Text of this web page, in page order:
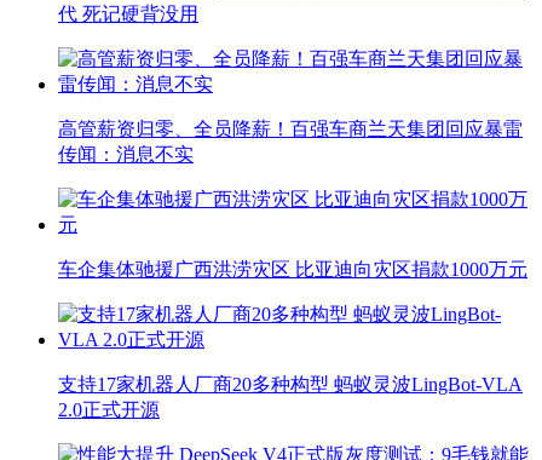
代 死记硬背没用
高管薪资归零、全员降薪！百强车商兰天集团回应暴雷
传闻：消息不实
车企集体驰援广西洪涝灾区 比亚迪向灾区捐款1000万元
支持17家机器人厂商20多种构型 蚂蚁灵波LingBot-VLA
2.0正式开源